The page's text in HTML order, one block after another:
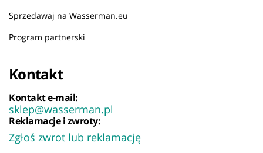
Sprzedawaj na Wasserman.eu
Program partnerski
Kontakt
Kontakt e-mail:
sklep@wasserman.pl
Reklamacje i zwroty:
Zgłoś zwrot lub reklamację